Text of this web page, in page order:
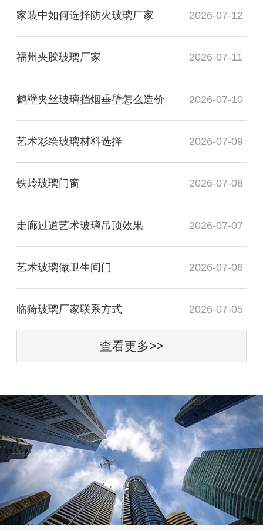
家装中如何选择防火玻璃厂家 2026-07-12
福州夹胶玻璃厂家 2026-07-11
鹤壁夹丝玻璃挡烟垂壁怎么造价 2026-07-10
艺术彩绘玻璃材料选择 2026-07-09
铁岭玻璃门窗 2026-07-08
走廊过道艺术玻璃吊顶效果 2026-07-07
艺术玻璃做卫生间门 2026-07-06
临猗玻璃厂家联系方式 2026-07-05
查看更多>>